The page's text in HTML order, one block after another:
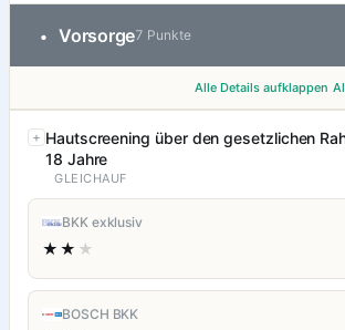
• Vorsorge7 Punkte
Alle Details aufklappen
Hautscreening über den gesetzlichen
18 Jahre
GLEICHAUF
BKK exklusiv
★★ ★
BOSCH BKK